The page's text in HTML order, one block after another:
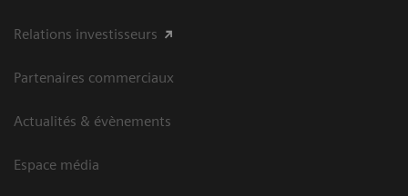
Relations investisseurs
Partenaires commerciaux
Actualités & évènements
Espace média